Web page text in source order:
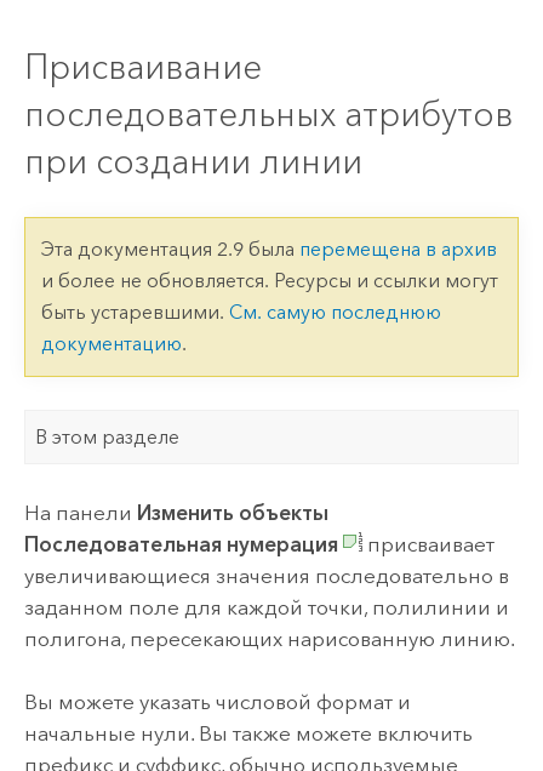
Присваивание
последовательных атрибутов
при создании линии
Эта документация 2.9 была перемещена в архив
и более не обновляется. Ресурсы и ссылки могут
быть устаревшими. См. самую последнюю
документацию.
В этом разделе
На панели Изменить объекты
Последовательная нумерация
присваивает
увеличивающиеся значения последовательно в
заданном поле для каждой точки, полилинии и
полигона, пересекающих нарисованную линию.
Вы можете указать числовой формат и
начальные нули. Вы также можете включить
префикс и суффикс, обычно используемые